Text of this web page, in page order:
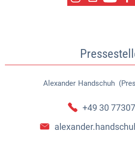
Alexander Handschuh
+49 30